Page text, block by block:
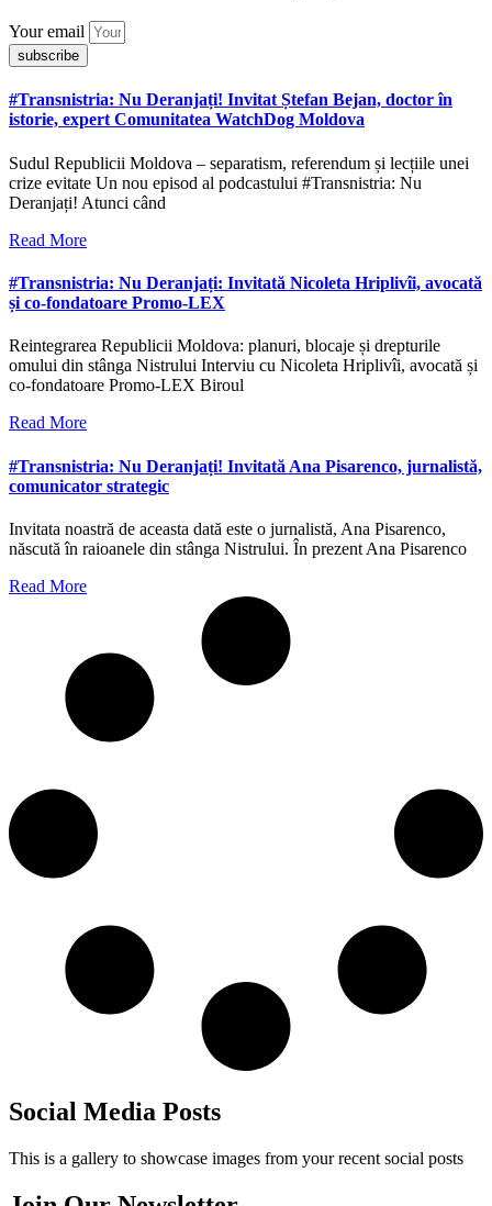
Your email
subscribe
#Transnistria: Nu Deranjați! Invitat Ștefan Bejan, doctor în
istorie, expert Comunitatea WatchDog Moldova
Sudul Republicii Moldova – separatism, referendum și lecțiile unei
crize evitate Un nou episod al podcastului #Transnistria: Nu
Deranjați! Atunci când
Read More
#Transnistria: Nu Deranjați: Invitată Nicoleta Hriplivîi, avocată
și co-fondatoare Promo-LEX
Reintegrarea Republicii Moldova: planuri, blocaje și drepturile
omului din stânga Nistrului Interviu cu Nicoleta Hriplivîi, avocată și
co-fondatoare Promo-LEX Biroul
Read More
#Transnistria: Nu Deranjați! Invitată Ana Pisarenco, jurnalistă,
comunicator strategic
Invitata noastră de aceasta dată este o jurnalistă, Ana Pisarenco,
născută în raioanele din stânga Nistrului. În prezent Ana Pisarenco
Read More
Social Media Posts
This is a gallery to showcase images from your recent social posts